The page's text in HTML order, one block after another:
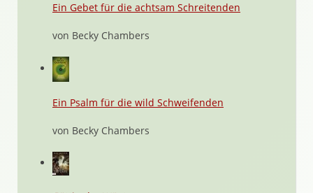
Ein Gebet für die achtsam Schreitenden
von Becky Chambers
Ein Psalm für die wild Schweifenden
von Becky Chambers